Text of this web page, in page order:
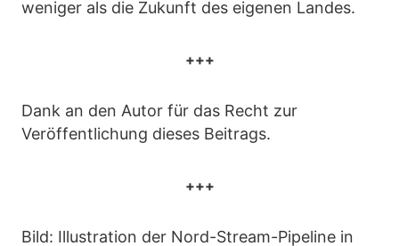
weniger als die Zukunft des eigenen Landes.
+++
Dank an den Autor für das Recht zur
Veröffentlichung dieses Beitrags.
+++
Bild: Illustration der Nord-Stream-Pipeline in